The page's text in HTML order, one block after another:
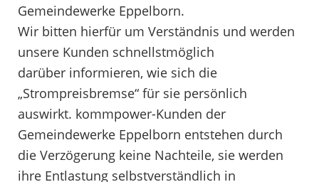
Gemeindewerke Eppelborn.
Wir bitten hierfür um Verständnis und werden
unsere Kunden schnellstmöglich
darüber informieren, wie sich die
„Strompreisbremse“ für sie persönlich
auswirkt. kommpower-Kunden der
Gemeindewerke Eppelborn entstehen durch
die Verzögerung keine Nachteile, sie werden
ihre Entlastung selbstverständlich in